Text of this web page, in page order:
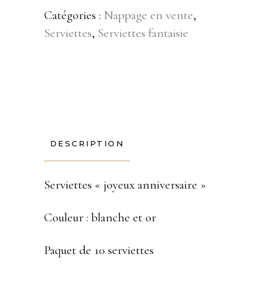
Catégories : Nappage en vente,
Serviettes, Serviettes fantaisie
DESCRIPTION
Serviettes « joyeux anniversaire »
Couleur : blanche et or
Paquet de 10 serviettes